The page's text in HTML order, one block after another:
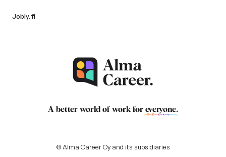
Jobly.fi
A better world of work for everyone.
© Alma Career Oy and its subsidiaries